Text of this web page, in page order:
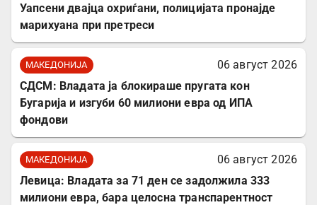
Уапсени двајца охриѓани, полицијата пронајде
марихуана при претреси
МАКЕДОНИЈА
06 август 2026
СДСМ: Владата ја блокираше пругата кон
Бугарија и изгуби 60 милиони евра од ИПА
фондови
МАКЕДОНИЈА
06 август 2026
Левица: Владата за 71 ден се задолжила 333
милиони евра, бара целосна транспарентност